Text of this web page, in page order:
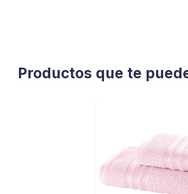
Productos que te